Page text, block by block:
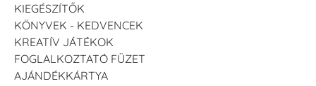
KIEGÉSZÍTŐK
KÖNYVEK - KEDVENCEK
KREATÍV JÁTÉKOK
FOGLALKOZTATÓ FÜZET
AJÁNDÉKKÁRTYA